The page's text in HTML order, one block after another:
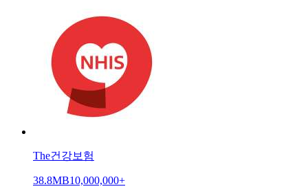
The건강보험
38.8MB10,000,000+